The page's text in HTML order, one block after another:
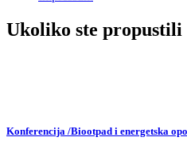
Ukoliko ste propustili
Konferencija /Biootpad i energetska